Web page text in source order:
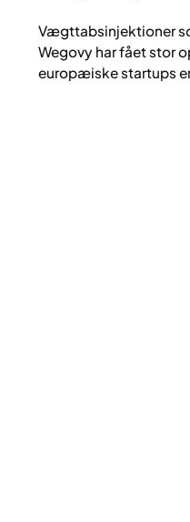
Vægttabsinjektioner
Wegovy har fået stor
europæiske startups